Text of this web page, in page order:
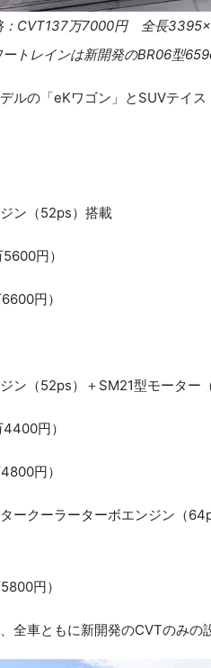
CVT137万7000円 全長3395×
トレインは新開発のBR06型
ルの「eKワゴン」と SUVテイス
ン（52ps）搭載
5600円）
6600円）
ン（52ps）＋ SM21型モーター
4400円）
4800円）
ークーラーターボエンジン（
5800円）
全車ともに新開発のCVTのみの